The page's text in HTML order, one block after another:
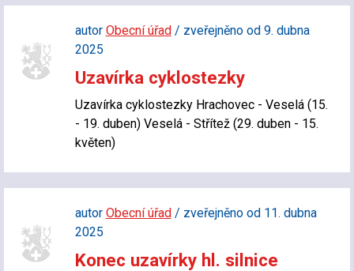
autor Obecní úřad/ zveřejněno od 9. dubna
2025
Uzavírka cyklostezky
Uzavírka cyklostezky Hrachovec - Veselá (15.
- 19. duben) Veselá - Střítež (29. duben - 15.
květen)
autor Obecní úřad/ zveřejněno od 11. dubna
2025
Konec uzavírky hl. silnice